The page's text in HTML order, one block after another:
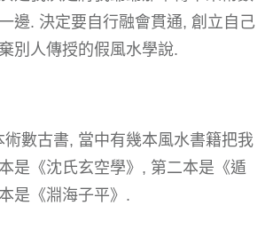
邊. 決定要自行融會貫通, 創立自己
別人傳授的假風水學說.
術數古書, 當中有幾本風水書籍把我
是《沈氏玄空學》, 第二本是《遁
是《淵海子平》.